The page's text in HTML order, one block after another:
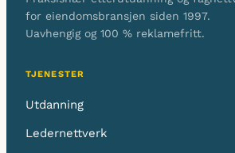
for eiendomsbransjen siden 1997.
Uavhengig og 100 % reklamefritt.
TJENESTER
Utdanning
Ledernettverk